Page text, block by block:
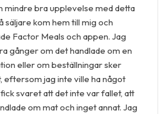
mindre bra upplevelse med detta
säljare kom hem till mig och
Factor Meals och appen. Jag
gånger om det handlade om en
eller om beställningar sker
eftersom jag inte ville ha något
svaret att det inte var fallet, att
om mat och inget annat. Jag